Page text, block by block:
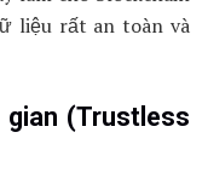
liệu rất an toàn và
gian (Trustless